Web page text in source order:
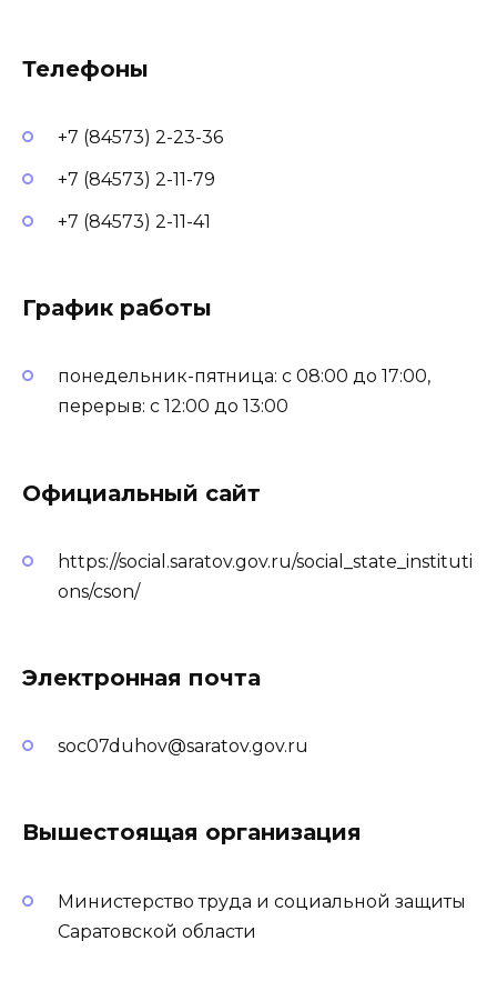
Телефоны
+7 (84573) 2-23-36
+7 (84573) 2-11-79
+7 (84573) 2-11-41
График работы
понедельник-пятница: с 08:00 до 17:00,
перерыв: с 12:00 до 13:00
Официальный сайт
https://social.saratov.gov.ru/social_state_instituti
ons/cson/
Электронная почта
soc07duhov@saratov.gov.ru
Вышестоящая организация
Министерство труда и социальной защиты
Саратовской области